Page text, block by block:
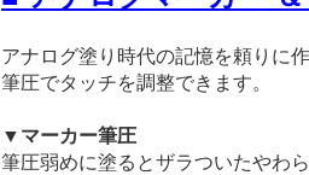
アナログ塗り時代の記憶を頼りに
筆圧でタッチを調整できます。
▼マーカー筆圧
筆圧弱めに塗るとザラついたやわ